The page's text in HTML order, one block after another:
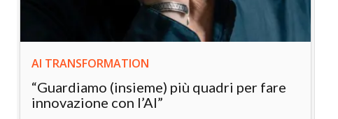
AI TRANSFORMATION
“Guardiamo (insieme) più quadri per fare
innovazione con l’AI”